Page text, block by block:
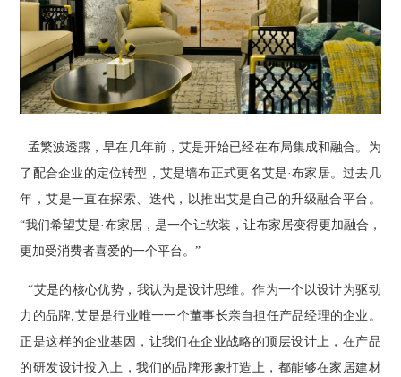
孟繁波透露，早在几年前，艾是开始已经在布局集成和融合。为
了配合企业的定位转型，艾是墙布正式更名艾是·布家居。过去几
年，艾是一直在探索、迭代，以推出艾是自己的升级融合平台。
“我们希望艾是·布家居，是一个让软装，让布家居变得更加融合，
更加受消费者喜爱的一个平台。”
“艾是的核心优势，我认为是设计思维。作为一个以设计为驱动
力的品牌,艾是是行业唯一一个董事长亲自担任产品经理的企业。
正是这样的企业基因，让我们在企业战略的顶层设计上，在产品
的研发设计投入上，我们的品牌形象打造上，都能够在家居建材